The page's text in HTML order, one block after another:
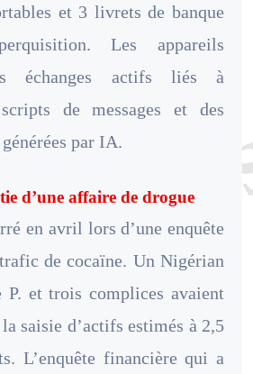
et 3 livrets de banque
Les appareils
échanges actifs liés à
de messages et des
par IA.
d’une affaire de drogue
en avril lors d’une enquête
de cocaïne. Un Nigérian
P. et trois complices avaient
saisie d’actifs estimés à 2,5
L’enquête financière qui a